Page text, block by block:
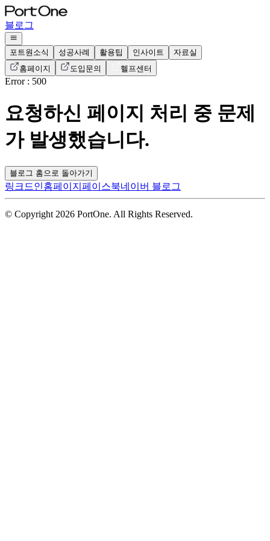
블로그
포트원소식 성공사례 활용팁 인사이트
자료실
홈페이지
도입문의 헬프센터
Error : 500
요청하신 페이지 처리 중 문제
가 발생했습니다.
블로그 홈으로 돌아가기
링크드인홈페이지 페이스북네이버 블로그
© Copyright 2026 PortOne. All Rights Reserved.